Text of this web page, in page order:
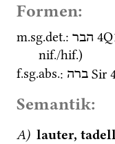
Formen:
m.sg.det.: הבר
nif./hif.)
f.sg.abs.: ברה Sir
Semantik:
A) lauter,